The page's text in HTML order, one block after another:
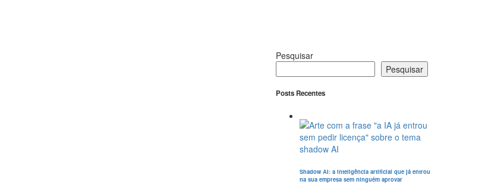
Pesquisar
Pesquisar
Posts Recentes
Shadow AI: a inteligência artificial que já entrou
na sua empresa sem ninguém aprovar